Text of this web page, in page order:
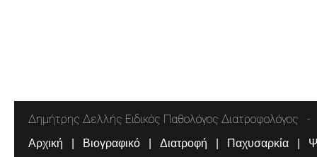
Δημήτρης Δελλής Ειδικός Παθολόγος Διατροφολόγος
Αρχική Βιογραφικό Διατροφή Παχυσαρκία